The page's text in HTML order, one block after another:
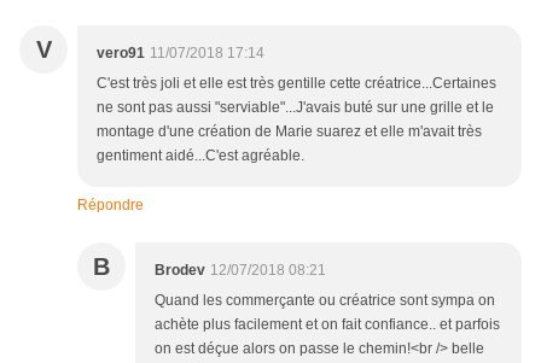
V vero91 11/07/2018 17:14
C'est très joli et elle est très gentille cette créatrice...Certaines
ne sont pas aussi "serviable"...J'avais buté sur une grille et le
montage d'une création de Marie suarez et elle m'avait très
gentiment aidé...C'est agréable.
Répondre
B Brodev 12/07/2018 08:21
Quand les commerçante ou créatrice sont sympa on
achète plus facilement et on fait confiance.. et parfois
on est déçue alors on passe le chemin!<br /> belle